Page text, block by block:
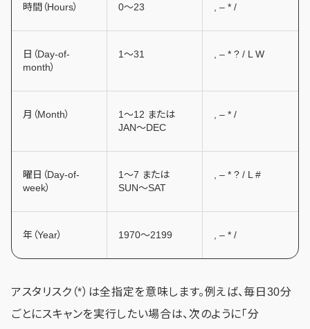
時間（Hours） 0～23 , – * /
日（Day-of-
month）
1～31 , – * ? / L W
月（Month）
1～12 または
JAN～DEC
, – * /
曜日（Day-of-
week）
1～7 または
SUN～SAT
, – * ? / L #
年（Year） 1970～2199 , – * /
アスタリスク（*）は全指定を意味します。例えば、毎日30分
ごとにスキャンを実行したい場合は、次のように「分